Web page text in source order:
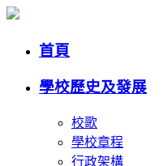
首頁
學校歷史及發展
校歌
學校章程
行政架構